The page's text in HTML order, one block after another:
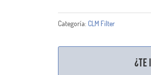
Categoría: CLM Filter